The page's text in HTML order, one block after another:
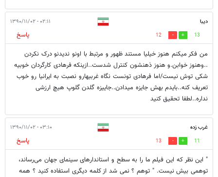
دیبا ۰۲:۱۱ - ۱۳۹۰/۱۱/۰۲
13
12
پاسخ
من فکر میکنم هنوز خیلیا مستند ظهور و مرتبط با اونو ندیدنو درک نکردن
..وهنوز خوابن.و هنوز ذهنشون کنترل شدست..ازینکه فرهادی کارگردان خوبیه
شکی توش نیست/اما فرهادی تونست نگاه غربیهارو نصبت به ایرانیا رو خوب
تعریف کنه..بایدم بهش جایزه میدادن..جاییزه گلدن گلوپ هیچ ارزشی
نداره..لطفا تحقیق کنید
غرب زده ۰۳:۱۰ - ۱۳۹۰/۱۱/۰۲
11
13
پاسخ
" این نظر که این فیلم ما را به سطح و استاندارهای سینمای جهان می‌رساند،
توهمی بیش نیست. " توهم ؟ نمی شد از کلمه دیگری استفاده کنید ؟ همه